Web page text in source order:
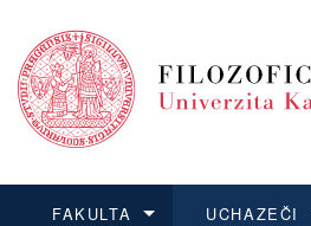
FAKULTA UCHAZEČI